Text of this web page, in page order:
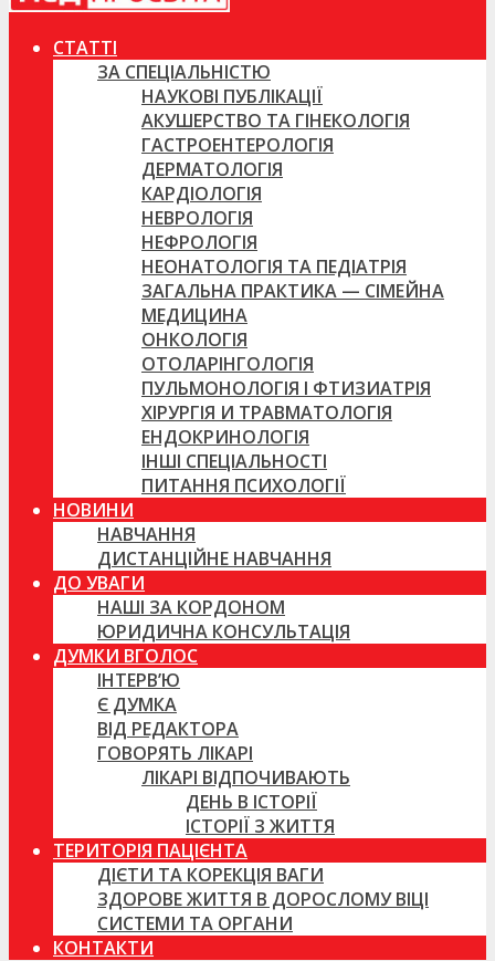
СТАТТІ
ЗА СПЕЦІАЛЬНІСТЮ
НАУКОВІ ПУБЛІКАЦІЇ
АКУШЕРСТВО ТА ГІНЕКОЛОГІЯ
ГАСТРОЕНТЕРОЛОГІЯ
ДЕРМАТОЛОГІЯ
КАРДІОЛОГІЯ
НЕВРОЛОГІЯ
НЕФРОЛОГІЯ
НЕОНАТОЛОГІЯ ТА ПЕДІАТРІЯ
ЗАГАЛЬНА ПРАКТИКА — СІМЕЙНА
МЕДИЦИНА
ОНКОЛОГІЯ
ОТОЛАРІНГОЛОГІЯ
ПУЛЬМОНОЛОГІЯ І ФТИЗИАТРІЯ
ХІРУРГІЯ И ТРАВМАТОЛОГІЯ
ЕНДОКРИНОЛОГІЯ
ІНШІ СПЕЦІАЛЬНОСТІ
ПИТАННЯ ПСИХОЛОГІЇ
НОВИНИ
НАВЧАННЯ
ДИСТАНЦІЙНЕ НАВЧАННЯ
ДО УВАГИ
НАШІ ЗА КОРДОНОМ
ЮРИДИЧНА КОНСУЛЬТАЦІЯ
ДУМКИ ВГОЛОС
ІНТЕРВ’Ю
Є ДУМКА
ВІД РЕДАКТОРА
ГОВОРЯТЬ ЛІКАРІ
ЛІКАРІ ВІДПОЧИВАЮТЬ
ДЕНЬ В ІСТОРІЇ
ІСТОРІЇ З ЖИТТЯ
ТЕРИТОРІЯ ПАЦІЄНТА
ДІЄТИ ТА КОРЕКЦІЯ ВАГИ
ЗДОРОВЕ ЖИТТЯ В ДОРОСЛОМУ ВІЦІ
СИСТЕМИ ТА ОРГАНИ
КОНТАКТИ